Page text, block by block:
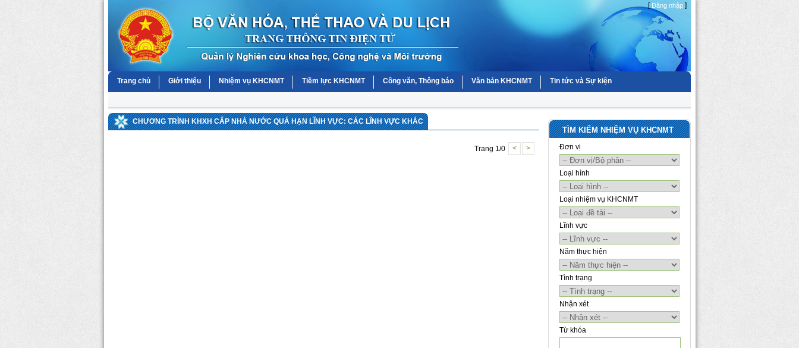
[Đăng nhập ]
Trang chủ Giới thiệu Nhiệm vụ KHCNMT Tiềm lực KHCNMT Công văn, Thông báo Văn bản KHCNMT Tin tức và Sự kiện
CHƯƠNG TRÌNH KHXH CẤP NHÀ NƯỚC QUÁ HẠN LĨNH VỰC: CÁC LĨNH VỰC KHÁC
Trang 1/0 < >
TÌM KIẾM NHIỆM VỤ KHCNMT
Đơn vị
Loại hình
Loại nhiệm vụ KHCNMT
Lĩnh vực
Năm thực hiện
Tình trạng
Nhận xét
Từ khóa